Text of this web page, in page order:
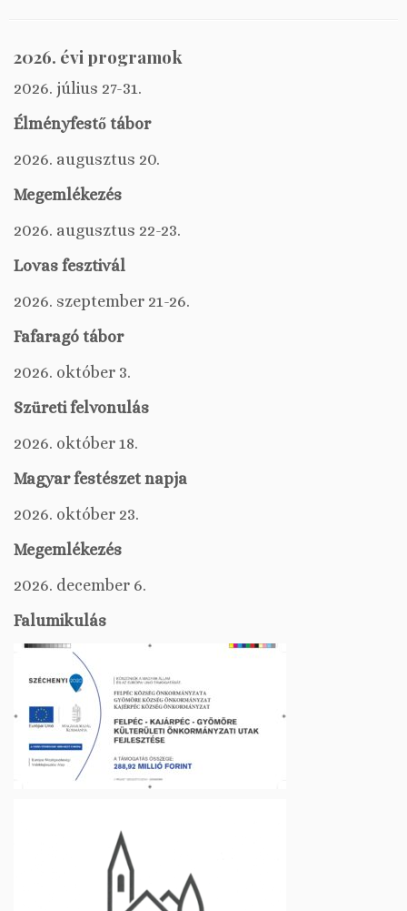
2026. évi programok
2026. július 27-31.
Élményfestő tábor
2026. augusztus 20.
Megemlékezés
2026. augusztus 22-23.
Lovas fesztivál
2026. szeptember 21-26.
Fafaragó tábor
2026. október 3.
Szüreti felvonulás
2026. október 18.
Magyar festészet napja
2026. október 23.
Megemlékezés
2026. december 6.
Falumikulás